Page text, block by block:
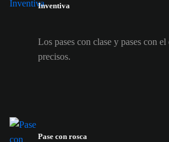
Inventiva
Los pases con clase y pases con
precisos.
Pase con rosca